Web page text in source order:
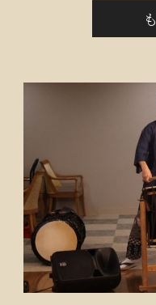
クやクリスマスメド
手して喜んでいらっ
おられました。アン
唱し、最後に「ブラ
ど楽しいクリスマス